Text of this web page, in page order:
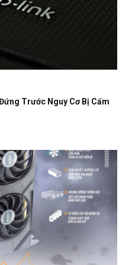
Trước Nguy Cơ Bị Cấm